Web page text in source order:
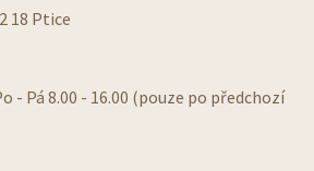
18 Ptice
- Pá 8.00 - 16.00 (pouze po předchozí